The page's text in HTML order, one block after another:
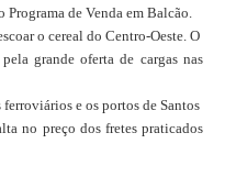
Programa de Venda em Balcão.
o cereal do Centro-Oeste. O
grande oferta de cargas nas
e os portos de Santos
no preço dos fretes praticados